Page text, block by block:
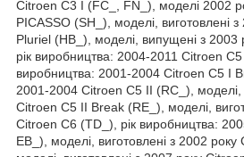
Citroen C3 I (FC_, FN_), моделі 2002
PICASSO (SH_), моделі, виготовлені
Pluriel (HB_), моделі, випущені з 2003
рік виробництва: 2004-2011 Citroen C5
виробництва: 2001-2004 Citroen C5 I
2001-2004 Citroen C5 II (RC_), моделі,
Citroen C5 II Break (RE_), моделі,
Citroen C6 (TD_), рік виробництва:
EB_), моделі, виготовлені з 2002